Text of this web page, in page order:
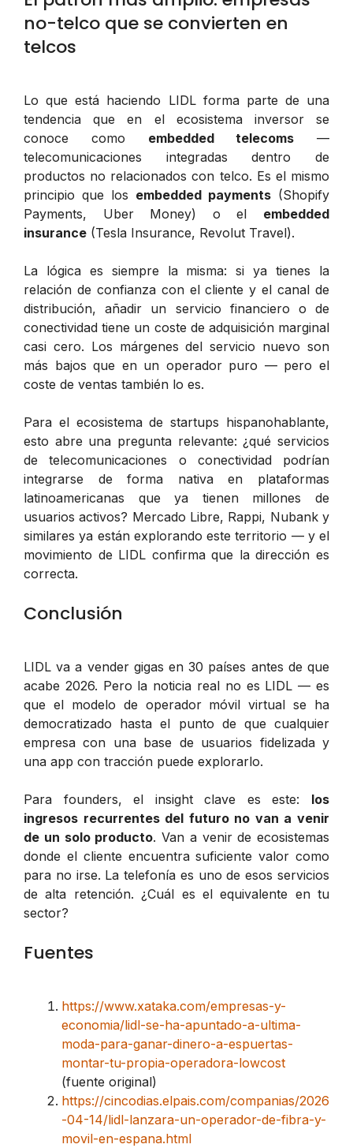
no-telco que se convierten en
telcos
Lo que está haciendo LIDL forma parte de una
tendencia que en el ecosistema inversor se
conoce como embedded telecoms —
telecomunicaciones integradas dentro de
productos no relacionados con telco. Es el mismo
principio que los embedded payments (Shopify
Payments, Uber Money) o el embedded
insurance (Tesla Insurance, Revolut Travel).
La lógica es siempre la misma: si ya tienes la
relación de confianza con el cliente y el canal de
distribución, añadir un servicio financiero o de
conectividad tiene un coste de adquisición marginal
casi cero. Los márgenes del servicio nuevo son
más bajos que en un operador puro — pero el
coste de ventas también lo es.
Para el ecosistema de startups hispanohablante,
esto abre una pregunta relevante: ¿qué servicios
de telecomunicaciones o conectividad podrían
integrarse de forma nativa en plataformas
latinoamericanas que ya tienen millones de
usuarios activos? Mercado Libre, Rappi, Nubank y
similares ya están explorando este territorio — y el
movimiento de LIDL confirma que la dirección es
correcta.
Conclusión
LIDL va a vender gigas en 30 países antes de que
acabe 2026. Pero la noticia real no es LIDL — es
que el modelo de operador móvil virtual se ha
democratizado hasta el punto de que cualquier
empresa con una base de usuarios fidelizada y
una app con tracción puede explorarlo.
Para founders, el insight clave es este: los
ingresos recurrentes del futuro no van a venir
de un solo producto. Van a venir de ecosistemas
donde el cliente encuentra suficiente valor como
para no irse. La telefonía es uno de esos servicios
de alta retención. ¿Cuál es el equivalente en tu
sector?
Fuentes
https://www.xataka.com/empresas-y-
economia/lidl-se-ha-apuntado-a-ultima-
moda-para-ganar-dinero-a-espuertas-
montar-tu-propia-operadora-lowcost
(fuente original)
https://cincodias.elpais.com/companias/2026
-04-14/lidl-lanzara-un-operador-de-fibra-y-
movil-en-espana.html